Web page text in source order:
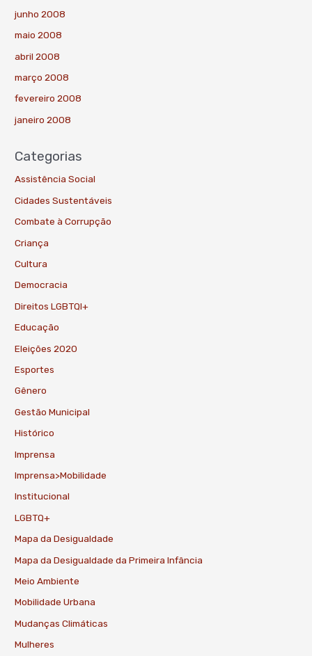
junho 2008
maio 2008
abril 2008
março 2008
fevereiro 2008
janeiro 2008
Categorias
Assistência Social
Cidades Sustentáveis
Combate à Corrupção
Criança
Cultura
Democracia
Direitos LGBTQI+
Educação
Eleições 2020
Esportes
Gênero
Gestão Municipal
Histórico
Imprensa
Imprensa>Mobilidade
Institucional
LGBTQ+
Mapa da Desigualdade
Mapa da Desigualdade da Primeira Infância
Meio Ambiente
Mobilidade Urbana
Mudanças Climáticas
Mulheres